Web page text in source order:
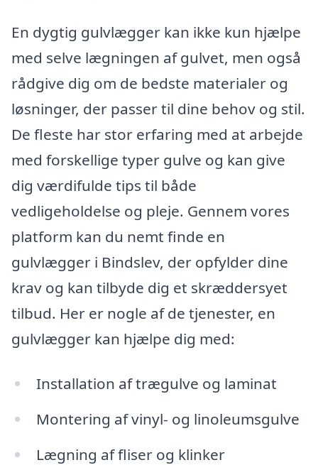
En dygtig gulvlægger kan ikke kun hjælpe
med selve lægningen af gulvet, men også
rådgive dig om de bedste materialer og
løsninger, der passer til dine behov og stil.
De fleste har stor erfaring med at arbejde
med forskellige typer gulve og kan give
dig værdifulde tips til både
vedligeholdelse og pleje. Gennem vores
platform kan du nemt finde en
gulvlægger i Bindslev, der opfylder dine
krav og kan tilbyde dig et skræddersyet
tilbud. Her er nogle af de tjenester, en
gulvlægger kan hjælpe dig med:
Installation af trægulve og laminat
Montering af vinyl- og linoleumsgulve
Lægning af fliser og klinker